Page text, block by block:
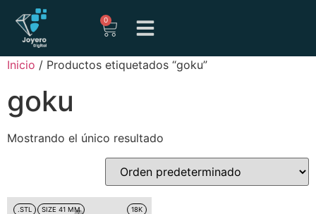
0
Inicio / Productos etiquetados “goku”
goku
Mostrando el único resultado
.STL SIZE 41 MM 18K